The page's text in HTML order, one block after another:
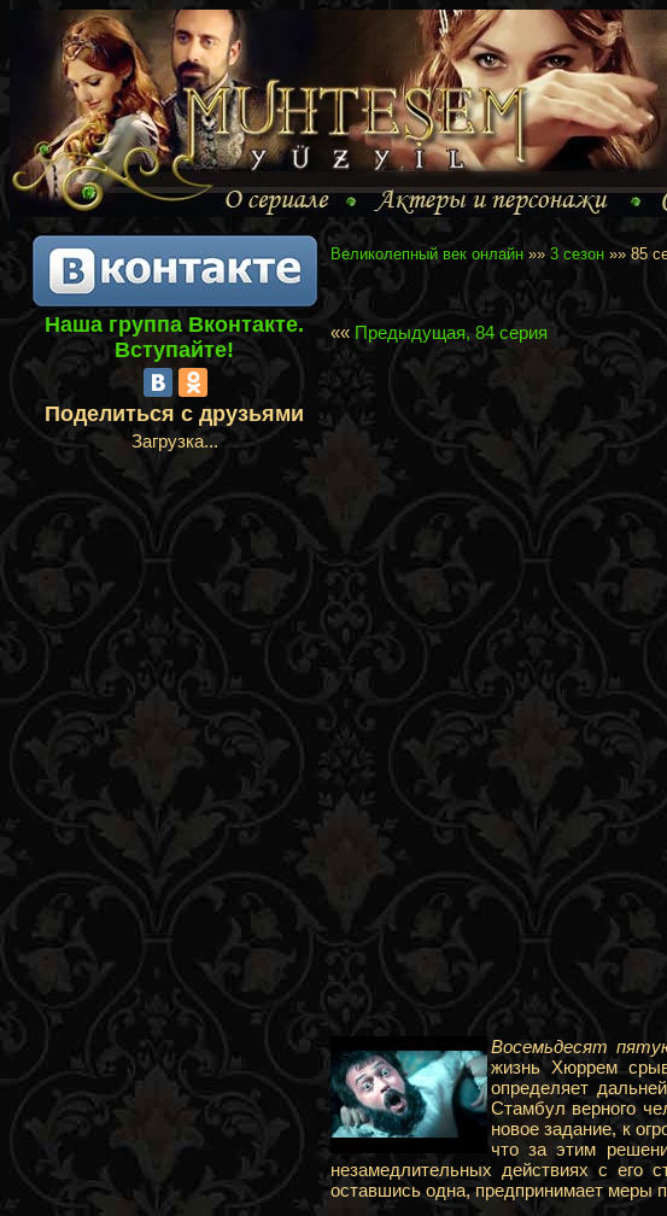
Наша группа Вконтакте.
Вступайте!
Поделиться с друзьями
Загрузка...
Великолепный век онлайн»» 3 сезон»» 85
«« Предыдущая, 84 серия
Восемьдесят
жизнь Хюррем
определяет
Стамбул верного
новое задание, к
что за этим
незамедлительных действиях с
оставшись одна, предпринимает меры